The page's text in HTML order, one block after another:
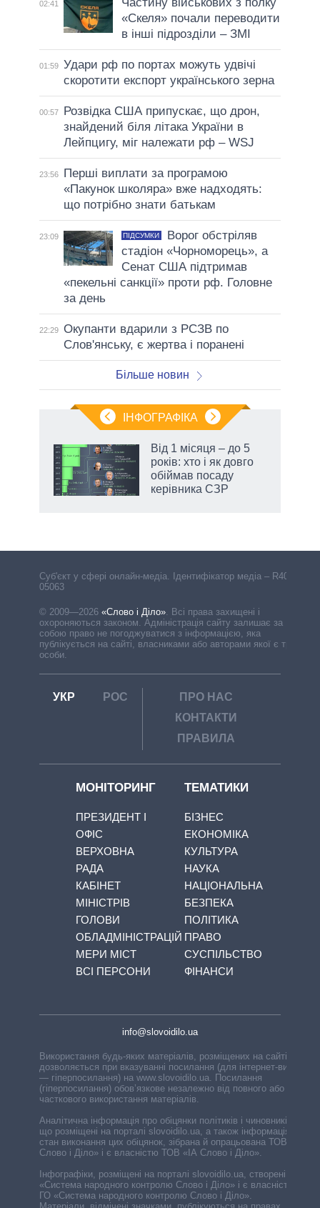
02:41
«Скеля» почали переводити
в інші підрозділи – ЗМІ
01:59 Удари рф по портах можуть удвічі
скоротити експорт українського зерна
00:57
Розвідка США припускає, що дрон,
знайдений біля літака України в
Лейпцигу, міг належати рф – WSJ
23:56
Перші виплати за програмою
«Пакунок школяра» вже надходять:
що потрібно знати батькам
23:09 ПІДСУМКИ
Ворог обстріляв
стадіон «Чорноморець», а
Сенат США підтримав
«пекельні санкції» проти рф. Головне
за день
22:29 Окупанти вдарили з РСЗВ по
Слов'янську, є жертва і поранені
Більше новин
ІНФОГРАФІКА
Від 1 місяця – до 5
років: хто і як довго
обіймав посаду
керівника СЗР
Cуб'єкт у сфері онлайн-медіа. Ідентифікатор медіа – R40-
05063
© 2009—2026 «Слово і Діло» Всі права захищені і
охороняються законом. Адміністрація сайту залишає за
собою право не погоджуватися з інформацією, яка
публікується на сайті, власниками або авторами якої є треті
особи.
УКР РОС
ПРО НАС
КОНТАКТИ
ПРАВИЛА
МОНІТОРИНГ
ПРЕЗИДЕНТ І
ОФІС
ВЕРХОВНА
РАДА
КАБІНЕТ
МІНІСТРІВ
ГОЛОВИ
ОБЛАДМІНІСТРАЦІЙ
МЕРИ МІСТ
ВСІ ПЕРСОНИ
ТЕМАТИКИ
БІЗНЕС
ЕКОНОМІКА
КУЛЬТУРА
НАУКА
НАЦІОНАЛЬНА
БЕЗПЕКА
ПОЛІТИКА
ПРАВО
СУСПІЛЬСТВО
ФІНАНСИ
info@slovoidilo.ua
Використання будь-яких матеріалів, розміщених на сайті,
дозволяється при вказуванні посилання (для інтернет-видань
— гіперпосилання) на www.slovoidilo.ua. Посилання
(гіперпосилання) обов’язкове незалежно від повного або
часткового використання матеріалів.
Аналітична інформація про обіцянки політиків і чиновників,
що розміщені на порталі slovoidilo.ua, а також інформація про
стан виконання цих обіцянок, зібрана й опрацьована ТОВ «ІА
Слово і Діло» і є власністю ТОВ «ІА Слово і Діло».
Інфографіки, розміщені на порталі slovoidilo.ua, створені ГО
«Система народного контролю Слово і Діло» і є власністю
ГО «Система народного контролю Слово і Діло».